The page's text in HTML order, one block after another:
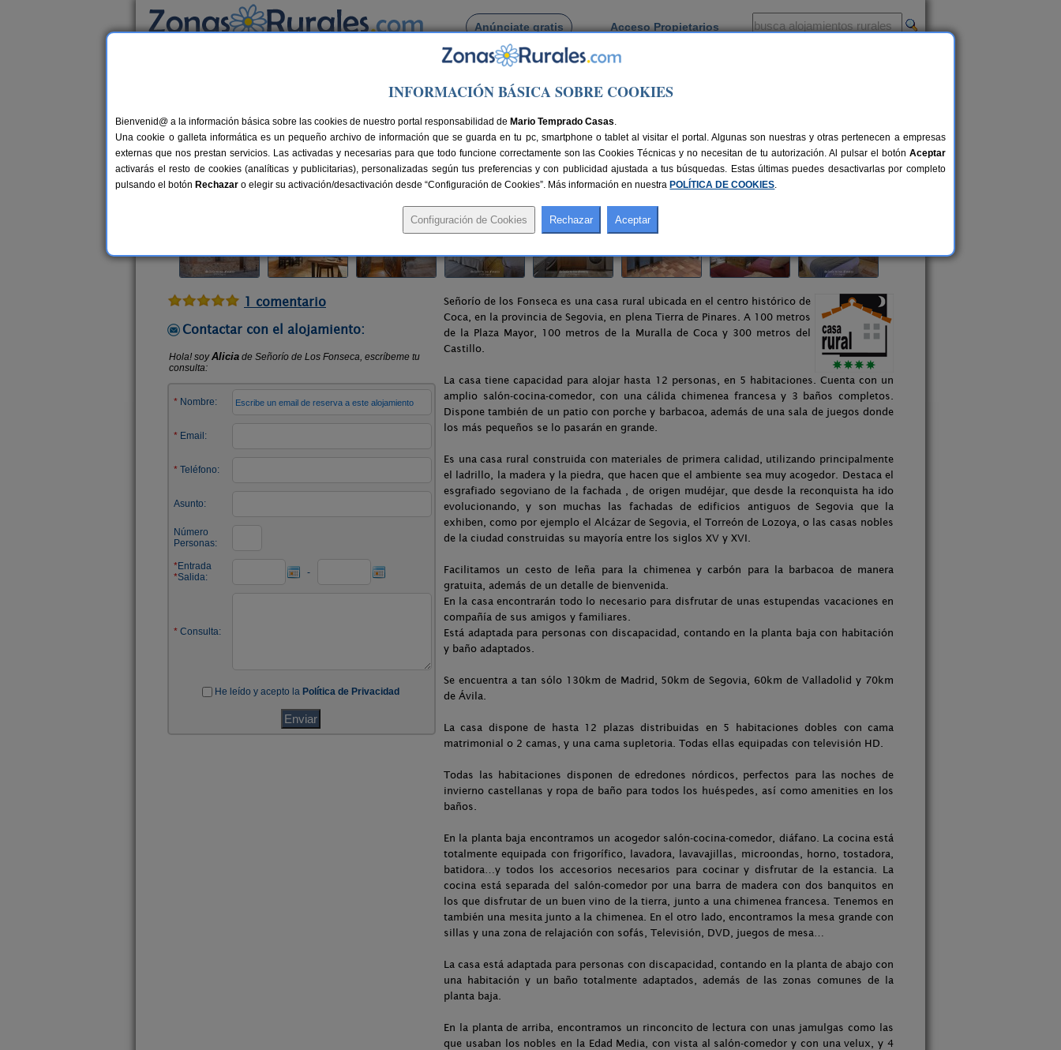
Anúnciate gratis Acceso Propietarios
Busca por pueblo
> Señorío de Los Fonseca
Señorío de Los Fonseca
Casa Rural en Coca (Segovia)
Alquiler completo 10-12 plazas 52 km de Segovia Compartir:
1 comentario
Contactar con el alojamiento:
Señorío de los Fonseca es una casa rural ubicada en el centro histórico de
Coca, en la provincia de Segovia, en plena Tierra de Pinares. A 100 metros
de la Plaza Mayor, 100 metros de la Muralla de Coca y 300 metros del
Castillo.
La casa tiene capacidad para alojar hasta 12 personas, en 5 habitaciones. Cuenta con un
amplio salón-cocina-comedor, con una cálida chimenea francesa y 3 baños completos.
Dispone también de un patio con porche y barbacoa, además de una sala de juegos donde
los más pequeños se lo pasarán en grande.
Es una casa rural construida con materiales de primera calidad, utilizando principalmente
el ladrillo, la madera y la piedra, que hacen que el ambiente sea muy acogedor. Destaca el
esgrafiado segoviano de la fachada , de origen mudéjar, que desde la reconquista ha ido
evolucionando, y son muchas las fachadas de edificios antiguos de Segovia que la
exhiben, como por ejemplo el Alcázar de Segovia, el Torreón de Lozoya, o las casas nobles
de la ciudad construidas su mayoría entre los siglos XV y XVI.
Facilitamos un cesto de leña para la chimenea y carbón para la barbacoa de manera
gratuita, además de un detalle de bienvenida.
En la casa encontrarán todo lo necesario para disfrutar de unas estupendas vacaciones en
compañía de sus amigos y familiares.
Está adaptada para personas con discapacidad, contando en la planta baja con habitación
y baño adaptados.
Se encuentra a tan sólo 130km de Madrid, 50km de Segovia, 60km de Valladolid y 70km
de Ávila.
La casa dispone de hasta 12 plazas distribuidas en 5 habitaciones dobles con cama
matrimonial o 2 camas, y una cama supletoria. Todas ellas equipadas con televisión HD.
Todas las habitaciones disponen de edredones nórdicos, perfectos para las noches de
invierno castellanas y ropa de baño para todos los huéspedes, así como amenities en los
baños.
En la planta baja encontramos un acogedor salón-cocina-comedor, diáfano. La cocina está
totalmente equipada con frigorífico, lavadora, lavavajillas, microondas, horno, tostadora,
batidora…y todos los accesorios necesarios para cocinar y disfrutar de la estancia. La
cocina está separada del salón-comedor por una barra de madera con dos banquitos en
los que disfrutar de un buen vino de la tierra, junto a una chimenea francesa. Tenemos en
también una mesita junto a la chimenea. En el otro lado, encontramos la mesa grande con
sillas y una zona de relajación con sofás, Televisión, DVD, juegos de mesa…
La casa está adaptada para personas con discapacidad, contando en la planta de abajo con
una habitación y un baño totalmente adaptados, además de las zonas comunes de la
planta baja.
En la planta de arriba, encontramos un rinconcito de lectura con unas jamulgas como las
que usaban los nobles en la Edad Media, con vista al salón-comedor y con una velux, y 4
INFORMACIÓN BÁSICA SOBRE COOKIES
Bienvenid@ a la información básica sobre las cookies de nuestro portal responsabilidad de Mario Temprado Casas.
Una cookie o galleta informática es un pequeño archivo de información que se guarda en tu pc, smartphone o tablet al visitar el portal. Algunas son nuestras y otras pertenecen a empresas
externas que nos prestan servicios. Las activadas y necesarias para que todo funcione correctamente son las Cookies Técnicas y no necesitan de tu autorización. Al pulsar el botón Aceptar
activarás el resto de cookies (analíticas y publicitarias), personalizadas según tus preferencias y con publicidad ajustada a tus búsquedas. Estas últimas puedes desactivarlas por completo
pulsando el botón Rechazar o elegir su activación/desactivación desde “Configuración de Cookies”. Más información en nuestra POLÍTICA DE COOKIES.